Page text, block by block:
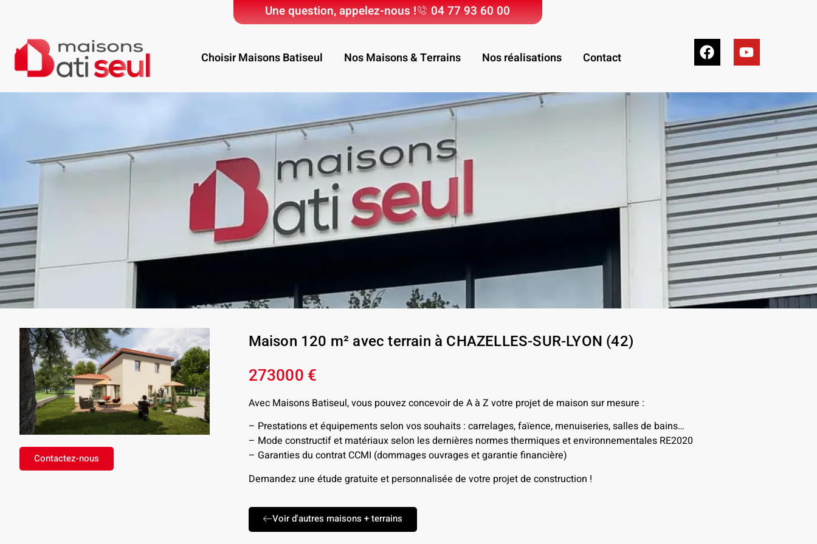
Une question, appelez-nous ! 04 77 93 60 00
Choisir Maisons Batiseul Nos Maisons & Terrains Nos réalisations Contact
Contactez-nous
Maison 120 m² avec terrain à CHAZELLES-SUR-LYON (42)
273000 €
Avec Maisons Batiseul, vous pouvez concevoir de A à Z votre projet de maison sur mesure :
– Prestations et équipements selon vos souhaits : carrelages, faïence, menuiseries, salles de bains…
– Mode constructif et matériaux selon les dernières normes thermiques et environnementales RE2020
– Garanties du contrat CCMI (dommages ouvrages et garantie financière)
Demandez une étude gratuite et personnalisée de votre projet de construction !
Voir d'autres maisons + terrains